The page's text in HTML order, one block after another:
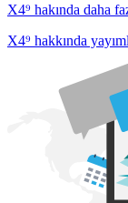
X4⁹ hakında daha
X4⁹ hakkında